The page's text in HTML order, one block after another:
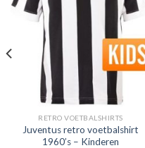
RETRO VOETBALSHIRTS
Juventus retro voetbalshirt
1960’s – Kinderen